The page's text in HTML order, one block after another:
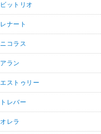
ビットリオ
レナート
ニコラス
アラン
エストゥリー
トレバー
オレラ